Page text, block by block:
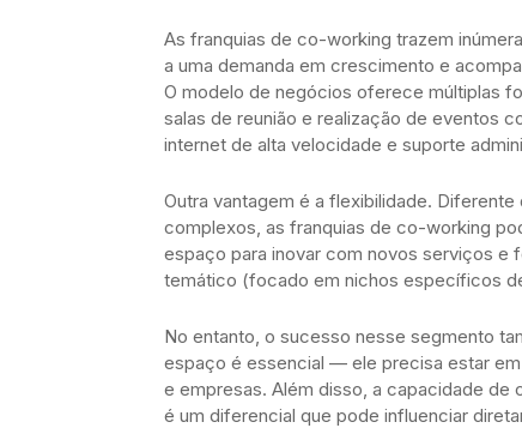
As franquias de co-working trazem
a uma demanda em crescimento e
O modelo de negócios oferece múltiplas
salas de reunião e realização de eventos
internet de alta velocidade e suporte
Outra vantagem é a flexibilidade.
complexos, as franquias de co-working
espaço para inovar com novos serviços e
temático (focado em nichos específicos
No entanto, o sucesso nesse segmento
espaço é essencial — ele precisa estar
e empresas. Além disso, a capacidade
é um diferencial que pode influenciar